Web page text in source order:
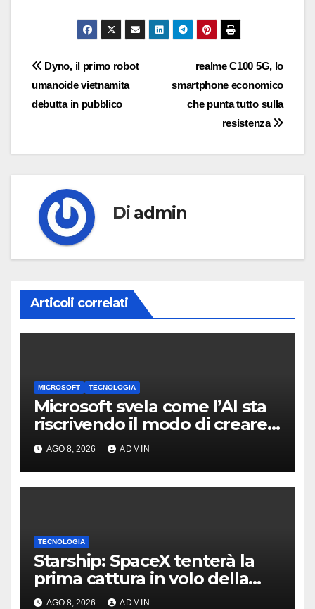
Navigazione
articoli
realme C100 5G, lo
smartphone economico
che punta tutto sulla
resistenza
Dyno, il primo robot
umanoide vietnamita
debutta in pubblico
Di admin
Articoli correlati
MICROSOFT TECNOLOGIA
Microsoft svela come l’AI sta
riscrivendo il modo di creare
software
AGO 8, 2026 ADMIN
TECNOLOGIA
Starship: SpaceX tenterà la
prima cattura in volo della
navetta
AGO 8, 2026 ADMIN